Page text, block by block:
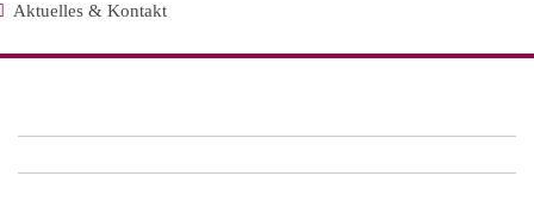
Aktuelles & Kontakt